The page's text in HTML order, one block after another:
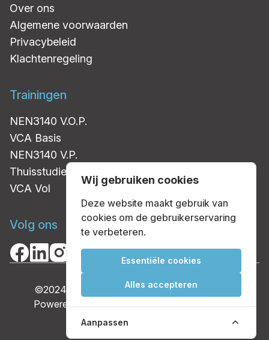
Wij gebruiken cookies
Deze website maakt gebruik van
cookies om de gebruikerservaring
te verbeteren.
Essentiële cookies
Alles accepteren
Aanpassen
Over ons
Algemene voorwaarden
Privacybeleid
Klachtenregeling
Trainingen
NEN3140 V.O.P.
VCA Basis
NEN3140 V.P.
Thuisstudie EHBO aan Kinderen
VCA Vol
Volg ons
©2024 't Veiligheidshuys| All Rights Reserved
Powered byc-o-d-e-s Software Development